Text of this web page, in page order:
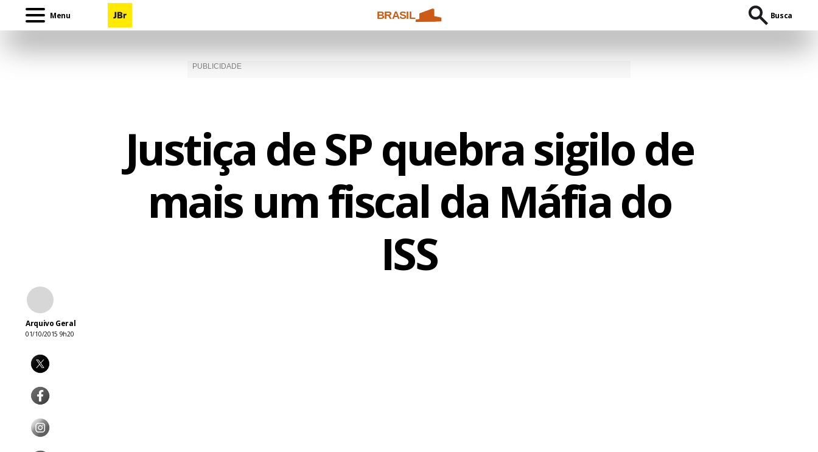
Menu BRASIL Busca
Justiça de SP quebra sigilo de
mais um fiscal da Máfia do
ISS
Arquivo Geral
01/10/2015 9h20